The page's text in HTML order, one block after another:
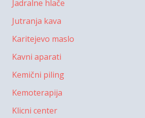
Jadralne hlače
Jutranja kava
Karitejevo maslo
Kavni aparati
Kemični piling
Kemoterapija
Klicni center